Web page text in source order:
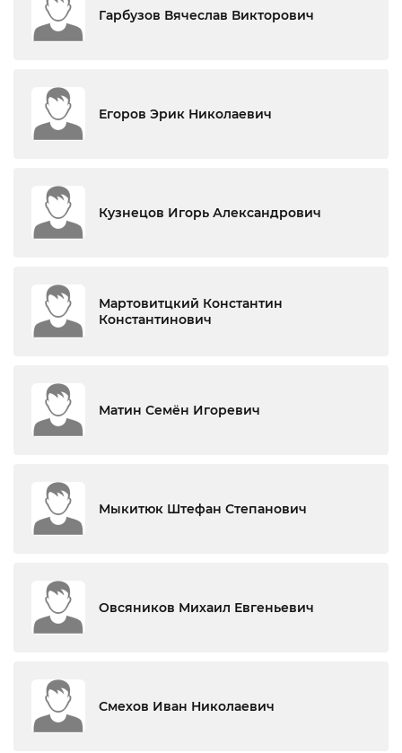
Гарбузов Вячеслав Викторович
Егоров Эрик Николаевич
Кузнецов Игорь Александрович
Мартовитцкий Константин
Константинович
Матин Семён Игоревич
Мыкитюк Штефан Степанович
Овсяников Михаил Евгеньевич
Смехов Иван Николаевич